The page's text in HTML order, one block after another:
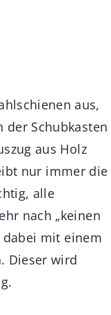
aus,
der Schubkasten
aus Holz
nur immer die
alle
nach „keinen
dabei mit einem
Dieser wird